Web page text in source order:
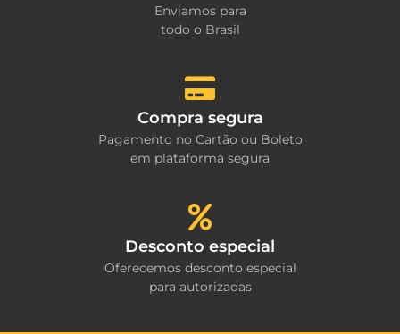
Enviamos para
todo o Brasil
Compra segura
Pagamento no Cartão ou Boleto
em plataforma segura
Desconto especial
Oferecemos desconto especial
para autorizadas